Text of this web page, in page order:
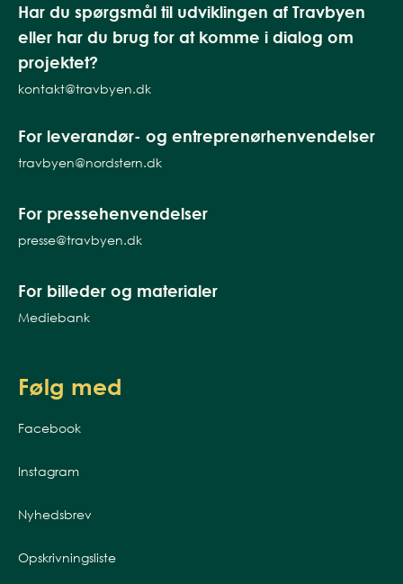
Har du spørgsmål til udviklingen af Travbyen
eller har du brug for at komme i dialog om
projektet?
kontakt@travbyen.dk
For leverandør- og entreprenørhenvendelser
travbyen@nordstern.dk
For pressehenvendelser
presse@travbyen.dk
For billeder og materialer
Mediebank
Følg med
Facebook
Instagram
Nyhedsbrev
Opskrivningsliste